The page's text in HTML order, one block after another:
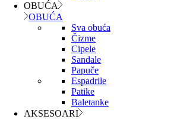
OBUĆA
OBUĆA
Sva obuća
Čizme
Cipele
Sandale
Papuče
Espadrile
Patike
Baletanke
AKSESOARI